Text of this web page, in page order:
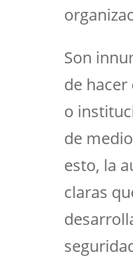
Son
de hacer
o
de
esto, la
claras